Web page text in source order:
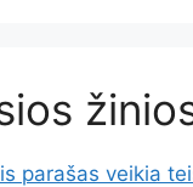
parašas veikia